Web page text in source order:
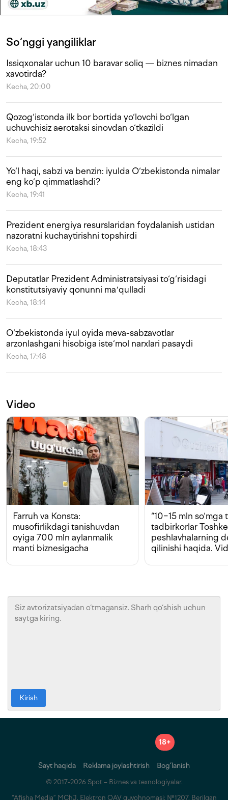
So‘nggi yangiliklar
Issiqxonalar uchun 10 baravar soliq — biznes nimadan
xavotirda?
Kecha, 20:00
Qozog‘istonda ilk bor bortida yo‘lovchi bo‘lgan
uchuvchisiz aerotaksi sinovdan o‘tkazildi
Kecha, 19:52
Yo‘l haqi, sabzi va benzin: iyulda O‘zbekistonda nimalar
eng ko‘p qimmatlashdi?
Kecha, 19:41
Prezident energiya resurslaridan foydalanish ustidan
nazoratni kuchaytirishni topshirdi
Kecha, 18:43
Deputatlar Prezident Administratsiyasi to‘g‘risidagi
konstitutsiyaviy qonunni maʼqulladi
Kecha, 18:14
O‘zbekistonda iyul oyida meva-sabzavotlar
arzonlashgani hisobiga iste‘mol narxlari pasaydi
Kecha, 17:48
Video
Farruh va Konsta:
musofirlikdagi tanishuvdan
oyiga 700 mln aylanmalik
manti biznesigacha
“10−15 mln so‘mga
tadbirkorlar
peshlavhalarning
qilinishi haqida.
Kirish
18+
Sayt haqida Reklama joylashtirish Bog‘lanish
© 2017-2026 Spot – Biznes va texnologiyalar.
“Afisha Media” MChJ. Elektron OAV guvohnomasi: №1207. Berilgan